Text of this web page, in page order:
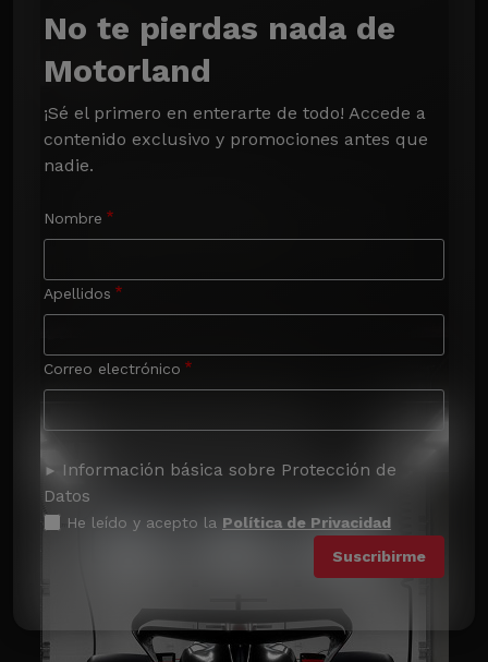
No te pierdas nada de
Motorland
¡Sé el primero en enterarte de todo! Accede a
contenido exclusivo y promociones antes que
nadie.
Nombre
Apellidos
Correo electrónico
Información básica sobre Protección de
Datos
He leído y acepto la Política de Privacidad